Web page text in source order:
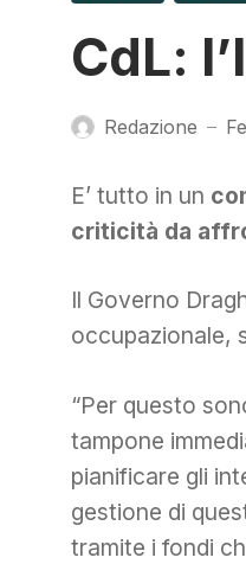
CdL:
Redazione —
E’ tutto in un
criticità da
Il Governo
occupazionale,
“Per questo
tampone
pianificare gli
gestione di
tramite i fondi